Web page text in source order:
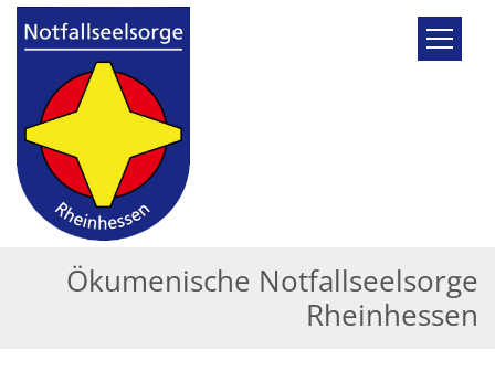
Zum Inhalt springen
Ökumenische Notfallseelsorge
Rheinhessen